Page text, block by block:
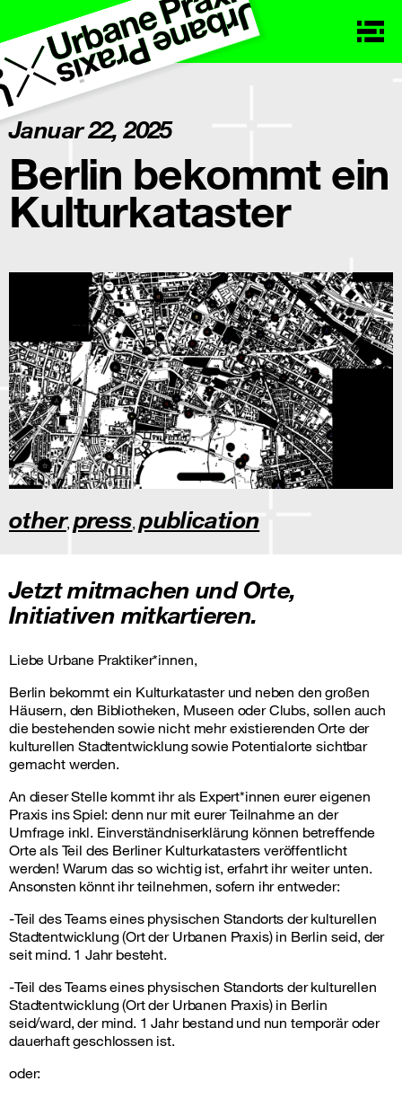
Januar 22, 2025
Berlin bekommt ein
Kulturkataster
other, press ,publication
Jetzt mitmachen und Orte,
Initiativen mitkartieren.
Liebe Urbane Praktiker*innen,
Berlin bekommt ein Kulturkataster und neben den großen
Häusern, den Bibliotheken, Museen oder Clubs, sollen auch
die bestehenden sowie nicht mehr existierenden Orte der
kulturellen Stadtentwicklung sowie Potentialorte sichtbar
gemacht werden.
An dieser Stelle kommt ihr als Expert*innen eurer eigenen
Praxis ins Spiel: denn nur mit eurer Teilnahme an der
Umfrage inkl. Einverständniserklärung können betreffende
Orte als Teil des Berliner Kulturkatasters veröffentlicht
werden! Warum das so wichtig ist, erfahrt ihr weiter unten.
Ansonsten könnt ihr teilnehmen, sofern ihr entweder:
-Teil des Teams eines physischen Standorts der kulturellen
Stadtentwicklung (Ort der Urbanen Praxis) in Berlin seid, der
seit mind. 1 Jahr besteht.
-Teil des Teams eines physischen Standorts der kulturellen
Stadtentwicklung (Ort der Urbanen Praxis) in Berlin
seid/ward, der mind. 1 Jahr bestand und nun temporär oder
dauerhaft geschlossen ist.
oder: